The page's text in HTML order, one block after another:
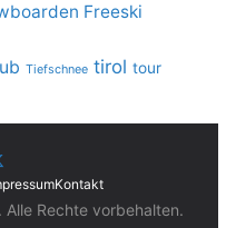
Freeski
Tiefschnee tirol tour
Kontakt
. Alle Rechte vorbehalten.